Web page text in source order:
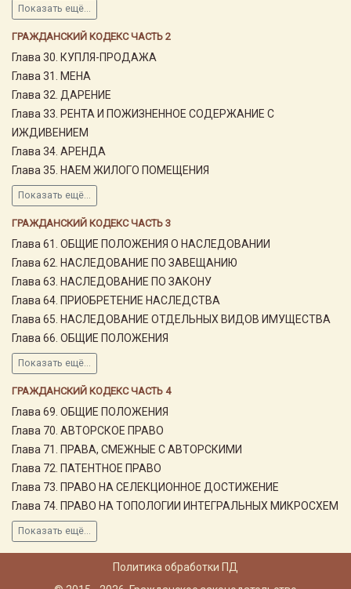
Показать ещё...
ГРАЖДАНСКИЙ КОДЕКС ЧАСТЬ 2
Глава 30. КУПЛЯ-ПРОДАЖА
Глава 31. МЕНА
Глава 32. ДАРЕНИЕ
Глава 33. РЕНТА И ПОЖИЗНЕННОЕ СОДЕРЖАНИЕ С
ИЖДИВЕНИЕМ
Глава 34. АРЕНДА
Глава 35. НАЕМ ЖИЛОГО ПОМЕЩЕНИЯ
Показать ещё...
ГРАЖДАНСКИЙ КОДЕКС ЧАСТЬ 3
Глава 61. ОБЩИЕ ПОЛОЖЕНИЯ О НАСЛЕДОВАНИИ
Глава 62. НАСЛЕДОВАНИЕ ПО ЗАВЕЩАНИЮ
Глава 63. НАСЛЕДОВАНИЕ ПО ЗАКОНУ
Глава 64. ПРИОБРЕТЕНИЕ НАСЛЕДСТВА
Глава 65. НАСЛЕДОВАНИЕ ОТДЕЛЬНЫХ ВИДОВ ИМУЩЕСТВА
Глава 66. ОБЩИЕ ПОЛОЖЕНИЯ
Показать ещё...
ГРАЖДАНСКИЙ КОДЕКС ЧАСТЬ 4
Глава 69. ОБЩИЕ ПОЛОЖЕНИЯ
Глава 70. АВТОРСКОЕ ПРАВО
Глава 71. ПРАВА, СМЕЖНЫЕ С АВТОРСКИМИ
Глава 72. ПАТЕНТНОЕ ПРАВО
Глава 73. ПРАВО НА СЕЛЕКЦИОННОЕ ДОСТИЖЕНИЕ
Глава 74. ПРАВО НА ТОПОЛОГИИ ИНТЕГРАЛЬНЫХ МИКРОСХЕМ
Показать ещё...
Политика обработки ПД